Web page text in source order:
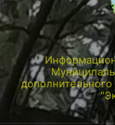
дополнительного